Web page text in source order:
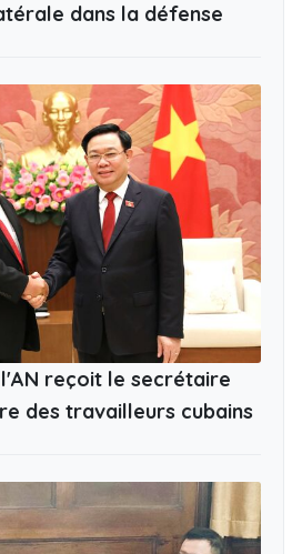
dans la défense
reçoit le secrétaire
des travailleurs cubains